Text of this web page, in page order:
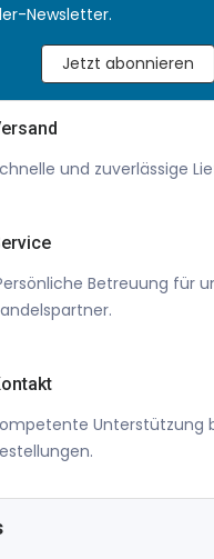
Newsletter.
Jetzt abonnieren
und zuverlässige
Betreuung für
Unterstützung